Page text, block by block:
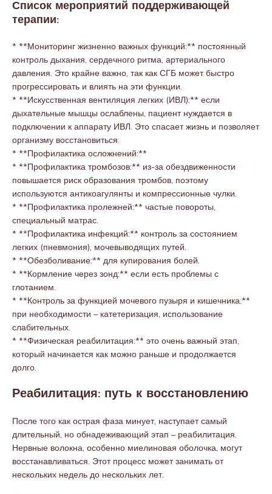
Список мероприятий поддерживающей
терапии:
* **Мониторинг жизненно важных функций:** постоянный
контроль дыхания, сердечного ритма, артериального
давления. Это крайне важно, так как СГБ может быстро
прогрессировать и влиять на эти функции.
* **Искусственная вентиляция легких (ИВЛ):** если
дыхательные мышцы ослаблены, пациент нуждается в
подключении к аппарату ИВЛ. Это спасает жизнь и позволяет
организму восстановиться.
* **Профилактика осложнений:**
* **Профилактика тромбозов:** из-за обездвиженности
повышается риск образования тромбов, поэтому
используются антикоагулянты и компрессионные чулки.
* **Профилактика пролежней:** частые повороты,
специальный матрас.
* **Профилактика инфекций:** контроль за состоянием
легких (пневмония), мочевыводящих путей.
* **Обезболивание:** для купирования болей.
* **Кормление через зонд:** если есть проблемы с
глотанием.
* **Контроль за функцией мочевого пузыря и кишечника:**
при необходимости – катетеризация, использование
слабительных.
* **Физическая реабилитация:** это очень важный этап,
который начинается как можно раньше и продолжается
долго.
Реабилитация: путь к восстановлению
После того как острая фаза минует, наступает самый
длительный, но обнадеживающий этап – реабилитация.
Нервные волокна, особенно миелиновая оболочка, могут
восстанавливаться. Этот процесс может занимать от
нескольких недель до нескольких лет.